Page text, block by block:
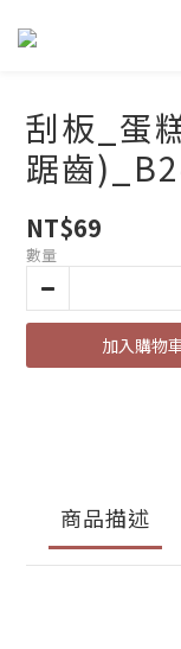
刮板_蛋
踞齒
NT$69
數量
加入購物
商品描述